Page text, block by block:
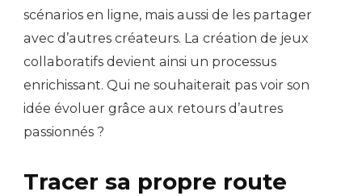
scénarios en ligne, mais aussi de les partager
avec d’autres créateurs. La création de jeux
collaboratifs devient ainsi un processus
enrichissant. Qui ne souhaiterait pas voir son
idée évoluer grâce aux retours d’autres
passionnés ?
Tracer sa propre route